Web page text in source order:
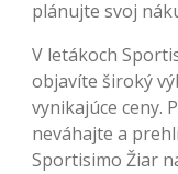
plánujte svoj
V letákoch
objavíte široký
vynikajúce ceny.
neváhajte a
Sportisimo Žiar